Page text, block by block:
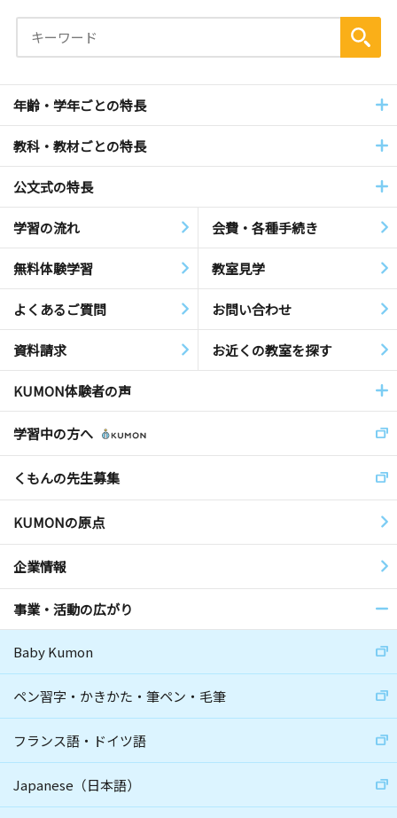
年齢・学年ごとの特長
教科・教材ごとの特長
公文式の特長
学習の流れ 会費・各種手続き
無料体験学習 教室見学
よくあるご質問 お問い合わせ
資料請求 お近くの教室を探す
KUMON体験者の声
学習中の方へ
くもんの先生募集
KUMONの原点
企業情報
事業・活動の広がり
Baby Kumon
ペン習字・かきかた・筆ペン・毛筆
フランス語・ドイツ語
Japanese（日本語）